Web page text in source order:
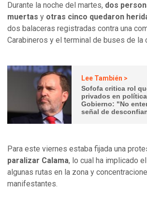
Durante la noche del martes, dos
muertas y otras cinco quedaron
dos balaceras registradas contra una
Carabineros y el terminal de buses de la
Lee También >
Sofofa critica rol
privados en
Gobierno: "No
señal de
Para este viernes estaba fijada una
paralizar Calama, lo cual ha implicado
algunas rutas en la zona y
manifestantes.